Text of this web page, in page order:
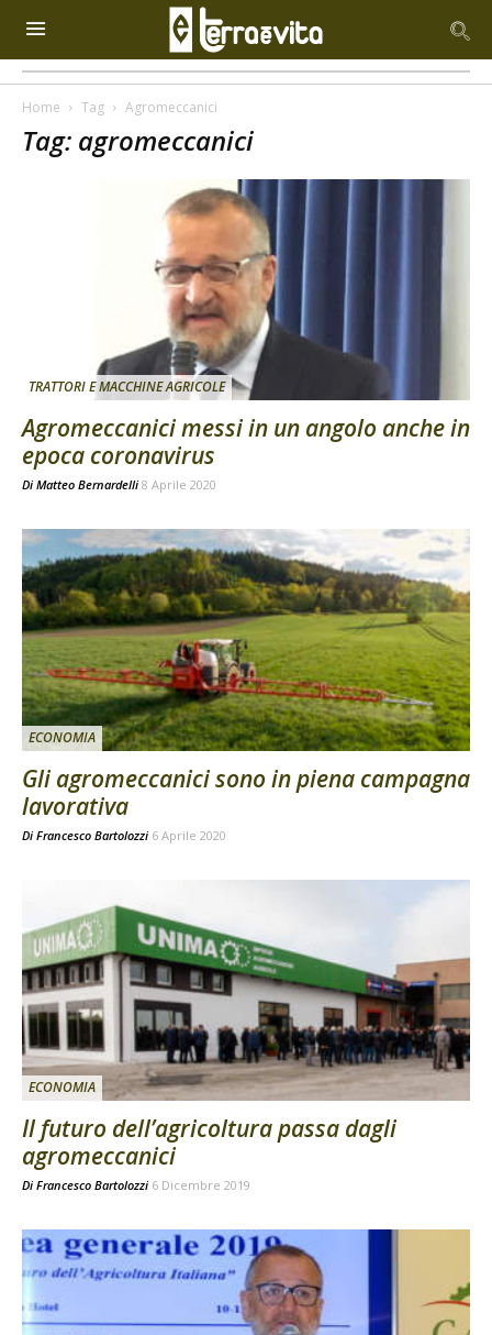
Home Tag Agromeccanici
Tag: agromeccanici
TRATTORI E MACCHINE AGRICOLE
Agromeccanici messi in un angolo anche in
epoca coronavirus
Di Matteo Bernardelli 8 Aprile 2020
ECONOMIA
Gli agromeccanici sono in piena campagna
lavorativa
Di Francesco Bartolozzi 6 Aprile 2020
ECONOMIA
Il futuro dell’agricoltura passa dagli
agromeccanici
Di Francesco Bartolozzi 6 Dicembre 2019